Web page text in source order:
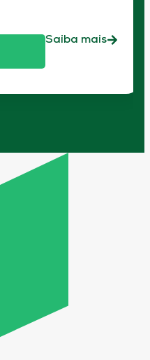
Saiba mais